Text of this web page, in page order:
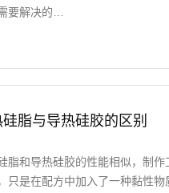
要解决的…
硅脂与导热硅胶的区别
脂和导热硅胶的性能相似，制作
只是在配方中加入了一种黏性物